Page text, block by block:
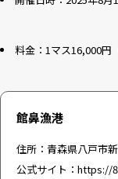
料金：1マス16,000円
館鼻漁港
住所：青森県八戸市
公式サイト： https://